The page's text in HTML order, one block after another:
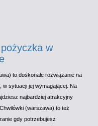
w
to doskonałe rozwiązanie na
w sytuacji jej wymagającej. Na
najbardziej atrakcyjny
(warszawa) to też
gdy potrzebujesz